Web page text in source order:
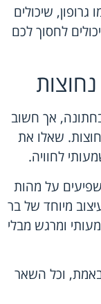
גרופון, שיכולים
לחסוך לכם
אך חשוב
שאלו את
לחוויה.
על מהות
מיוחד של בר
ומרגש מבלי
וכל השאר